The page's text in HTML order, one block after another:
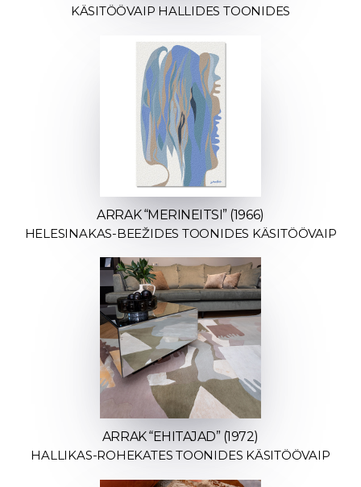
KÄSITÖÖVAIP HALLIDES TOONIDES
ARRAK “MERINEITSI” (1966)
HELESINAKAS-BEEŽIDES TOONIDES KÄSITÖÖVAIP
ARRAK “EHITAJAD” (1972)
HALLIKAS-ROHEKATES TOONIDES KÄSITÖÖVAIP